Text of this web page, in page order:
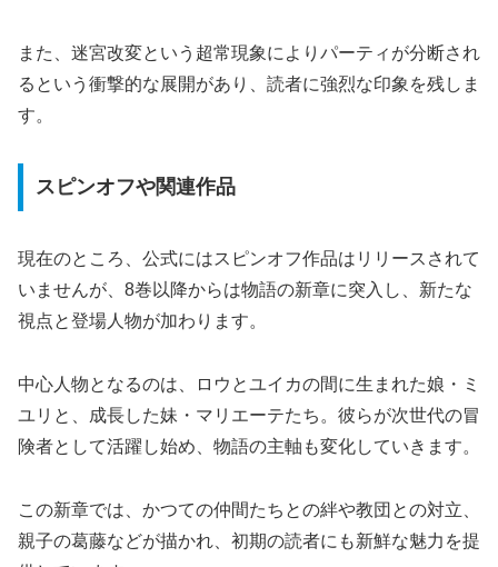
また、迷宮改変という超常現象によりパーティが分断され
るという衝撃的な展開があり、読者に強烈な印象を残しま
す。
スピンオフや関連作品
現在のところ、公式にはスピンオフ作品はリリースされて
いませんが、8巻以降からは物語の新章に突入し、新たな
視点と登場人物が加わります。
中心人物となるのは、ロウとユイカの間に生まれた娘・ミ
ユリと、成長した妹・マリエーテたち。彼らが次世代の冒
険者として活躍し始め、物語の主軸も変化していきます。
この新章では、かつての仲間たちとの絆や教団との対立、
親子の葛藤などが描かれ、初期の読者にも新鮮な魅力を提